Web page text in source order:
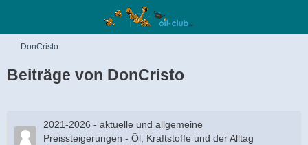
DonCristo
Beiträge von DonCristo
2021-2026 - aktuelle und allgemeine
Preissteigerungen - Öl, Kraftstoffe und der Alltag